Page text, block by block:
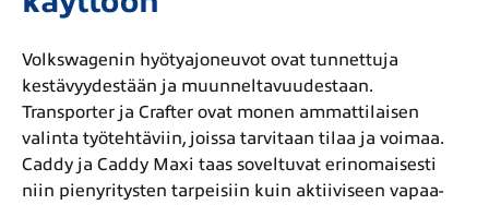
Volkswagenin hyötyajoneuvot ovat tunnettuja
kestävyydestään ja muunneltavuudestaan.
Transporter ja Crafter ovat monen ammattilaisen
valinta työtehtäviin, joissa tarvitaan tilaa ja voimaa.
Caddy ja Caddy Maxi taas soveltuvat erinomaisesti
niin pienyritysten tarpeisiin kuin aktiiviseen vapaa-